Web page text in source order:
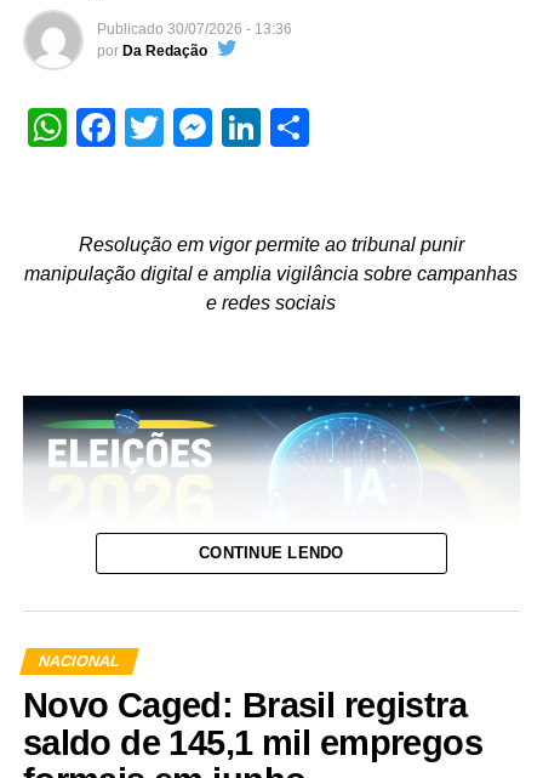
Publicado 30/07/2026 - 13:36
por Da Redação
WhatsApp
Facebook
TwitterMessenger
LinkedIn
Resolução em vigor permite ao tribunal punir
manipulação digital e amplia vigilância sobre campanhas
e redes sociais
Enquanto a regulamentação geral da inteligência artificial
CONTINUE LENDO
NACIONAL
Novo Caged: Brasil registra
saldo de 145,1 mil empregos